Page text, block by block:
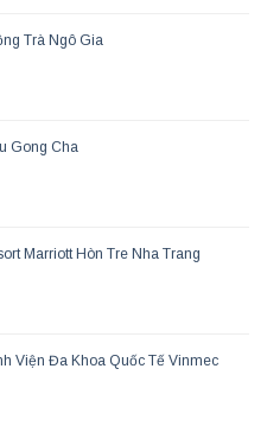
Trà Ngô Gia
Gong Cha
Marriott Hòn Tre Nha Trang
Viện Đa Khoa Quốc Tế Vinmec